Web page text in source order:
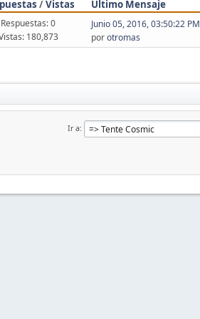
/Vistas Último Mensaje
Respuestas: 0
180,873
Junio 05, 2016, 03:50:22 PM
porotromas
Ir a